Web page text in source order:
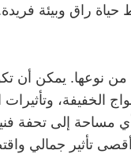
حياة راق وبيئة
نوعها. يمكن أن
وتأثيرات
مساحة إلى تحفة
تأثير جمالي